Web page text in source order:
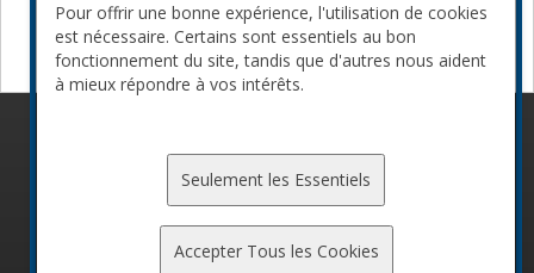
Devenir commanditaire
Pour offrir une bonne expérience, l'utilisation de cookies
est nécessaire. Certains sont essentiels au bon
fonctionnement du site, tandis que d'autres nous aident
à mieux répondre à vos intérêts.
Seulement les Essentiels
Accepter Tous les Cookies